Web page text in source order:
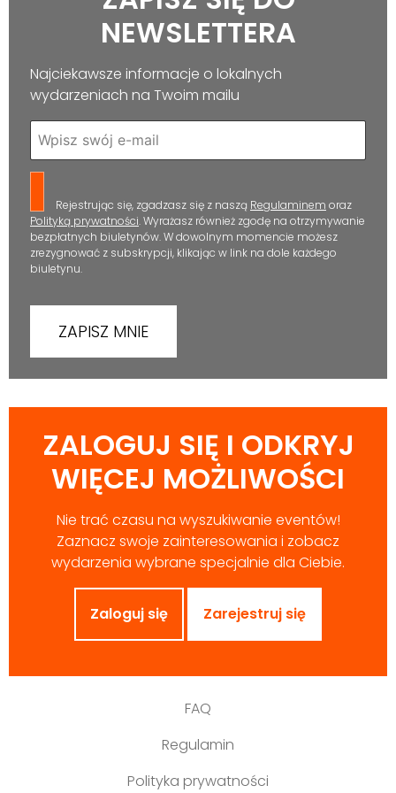
NEWSLETTERA
Najciekawsze informacje o lokalnych
wydarzeniach na Twoim mailu
Rejestrując się, zgadzasz się z naszą Regulaminem oraz
Polityką prywatności. Wyrażasz również zgodę na otrzymywanie
bezpłatnych biuletynów. W dowolnym momencie możesz
zrezygnować z subskrypcji, klikając w link na dole każdego
biuletynu.
ZALOGUJ SIĘ I ODKRYJ
WIĘCEJ MOŻLIWOŚCI
Nie trać czasu na wyszukiwanie eventów!
Zaznacz swoje zainteresowania i zobacz
wydarzenia wybrane specjalnie dla Ciebie.
Zaloguj się Zarejestruj się
FAQ
Regulamin
Polityka prywatności